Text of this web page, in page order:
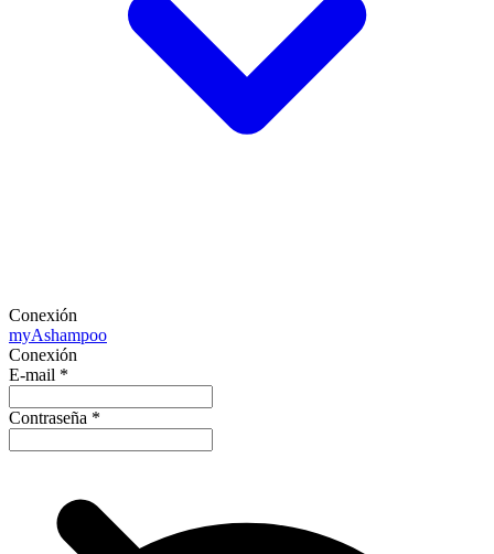
Conexión
myAshampoo
Conexión
E-mail *
Contraseña *